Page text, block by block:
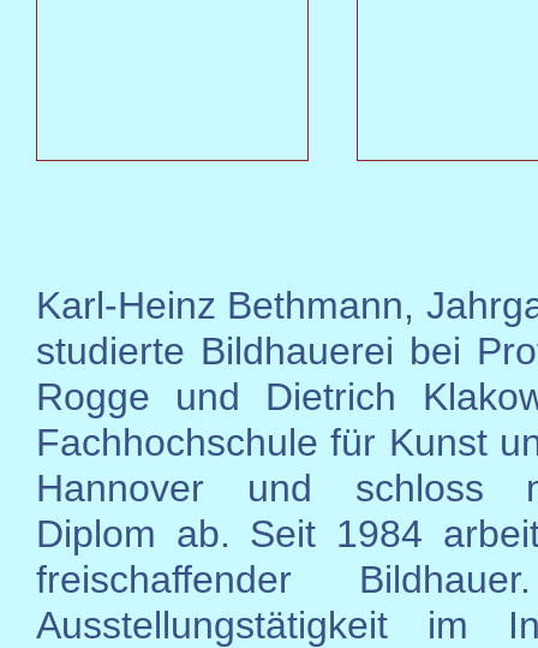
Karl-Heinz Bethmann,
studierte Bildhauerei bei
Rogge und Dietrich
Fachhochschule für Kunst
Hannover und schloss
Diplom ab. Seit 1984
freischaffender
Ausstellungstätigkeit im